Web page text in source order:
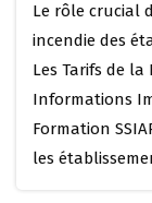
Le rôle crucial
incendie des
Les Tarifs de la
Informations
Formation
les